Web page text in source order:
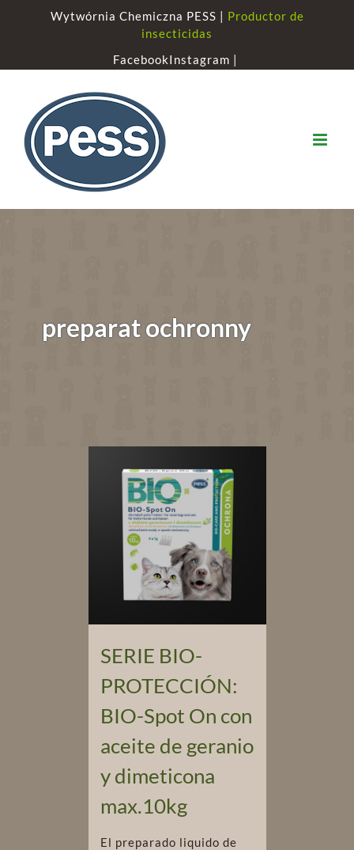
Wytwórnia Chemiczna PESS | Productor de
insecticidas
FacebookInstagram |
preparat ochronny
SERIE BIO-
PROTECCIÓN:
BIO-Spot On con
aceite de geranio
y dimeticona
max.10kg
El preparado liquido de